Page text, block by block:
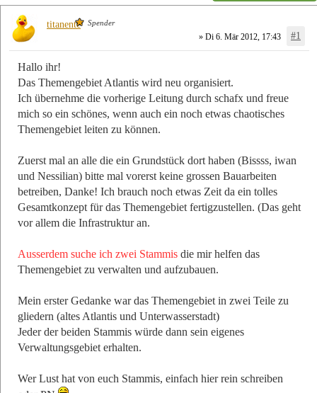
» Di 6. Mär 2012, 17:43 #1
Hallo ihr!
Das Themengebiet Atlantis wird neu organisiert.
Ich übernehme die vorherige Leitung durch schafx und freue
mich so ein schönes, wenn auch ein noch etwas chaotisches
Themengebiet leiten zu können.
Zuerst mal an alle die ein Grundstück dort haben (Bissss, iwan
und Nessilian) bitte mal vorerst keine grossen Bauarbeiten
betreiben, Danke! Ich brauch noch etwas Zeit da ein tolles
Gesamtkonzept für das Themengebiet fertigzustellen. (Das geht
vor allem die Infrastruktur an.
Ausserdem suche ich zwei Stammis die mir helfen das
Themengebiet zu verwalten und aufzubauen.
Mein erster Gedanke war das Themengebiet in zwei Teile zu
gliedern (altes Atlantis und Unterwasserstadt)
Jeder der beiden Stammis würde dann sein eigenes
Verwaltungsgebiet erhalten.
Wer Lust hat von euch Stammis, einfach hier rein schreiben
titanente Spender